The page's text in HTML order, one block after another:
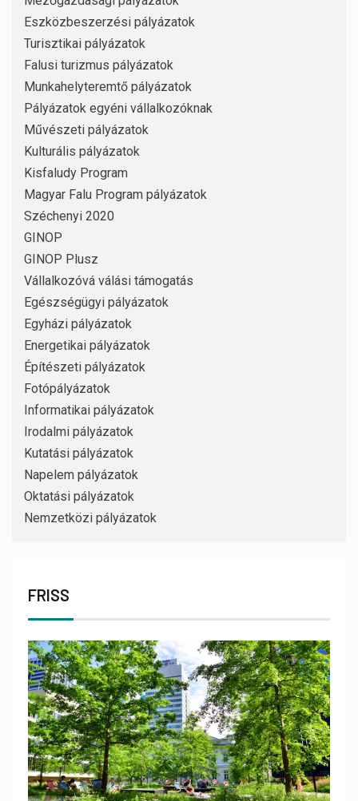
Eszközbeszerzési pályázatok
Turisztikai pályázatok
Falusi turizmus pályázatok
Munkahelyteremtő pályázatok
Pályázatok egyéni vállalkozóknak
Művészeti pályázatok
Kulturális pályázatok
Kisfaludy Program
Magyar Falu Program pályázatok
Széchenyi 2020
GINOP
GINOP Plusz
Vállalkozóvá válási támogatás
Egészségügyi pályázatok
Egyházi pályázatok
Energetikai pályázatok
Építészeti pályázatok
Fotópályázatok
Informatikai pályázatok
Irodalmi pályázatok
Kutatási pályázatok
Napelem pályázatok
Oktatási pályázatok
Nemzetközi pályázatok
FRISS